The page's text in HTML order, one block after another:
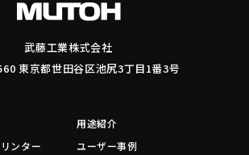
武藤工業株式会社
東京都世田谷区池尻3丁目1番3号
ンター
用途紹介
ユーザー事例